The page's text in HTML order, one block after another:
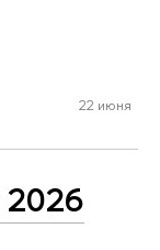
22 июня